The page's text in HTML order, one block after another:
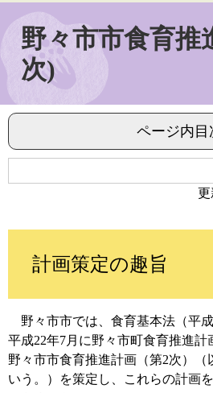
野々市市食育推
次)
ページ内目
更
計画策定の趣旨
野々市市では、食育基本法（平成
平成22年7月に野々市町食育推進計
野々市市食育推進計画（第2次）（
いう。）を策定し、これらの計画